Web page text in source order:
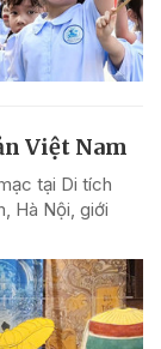
Việt Nam
tại Di tích
Hà Nội, giới